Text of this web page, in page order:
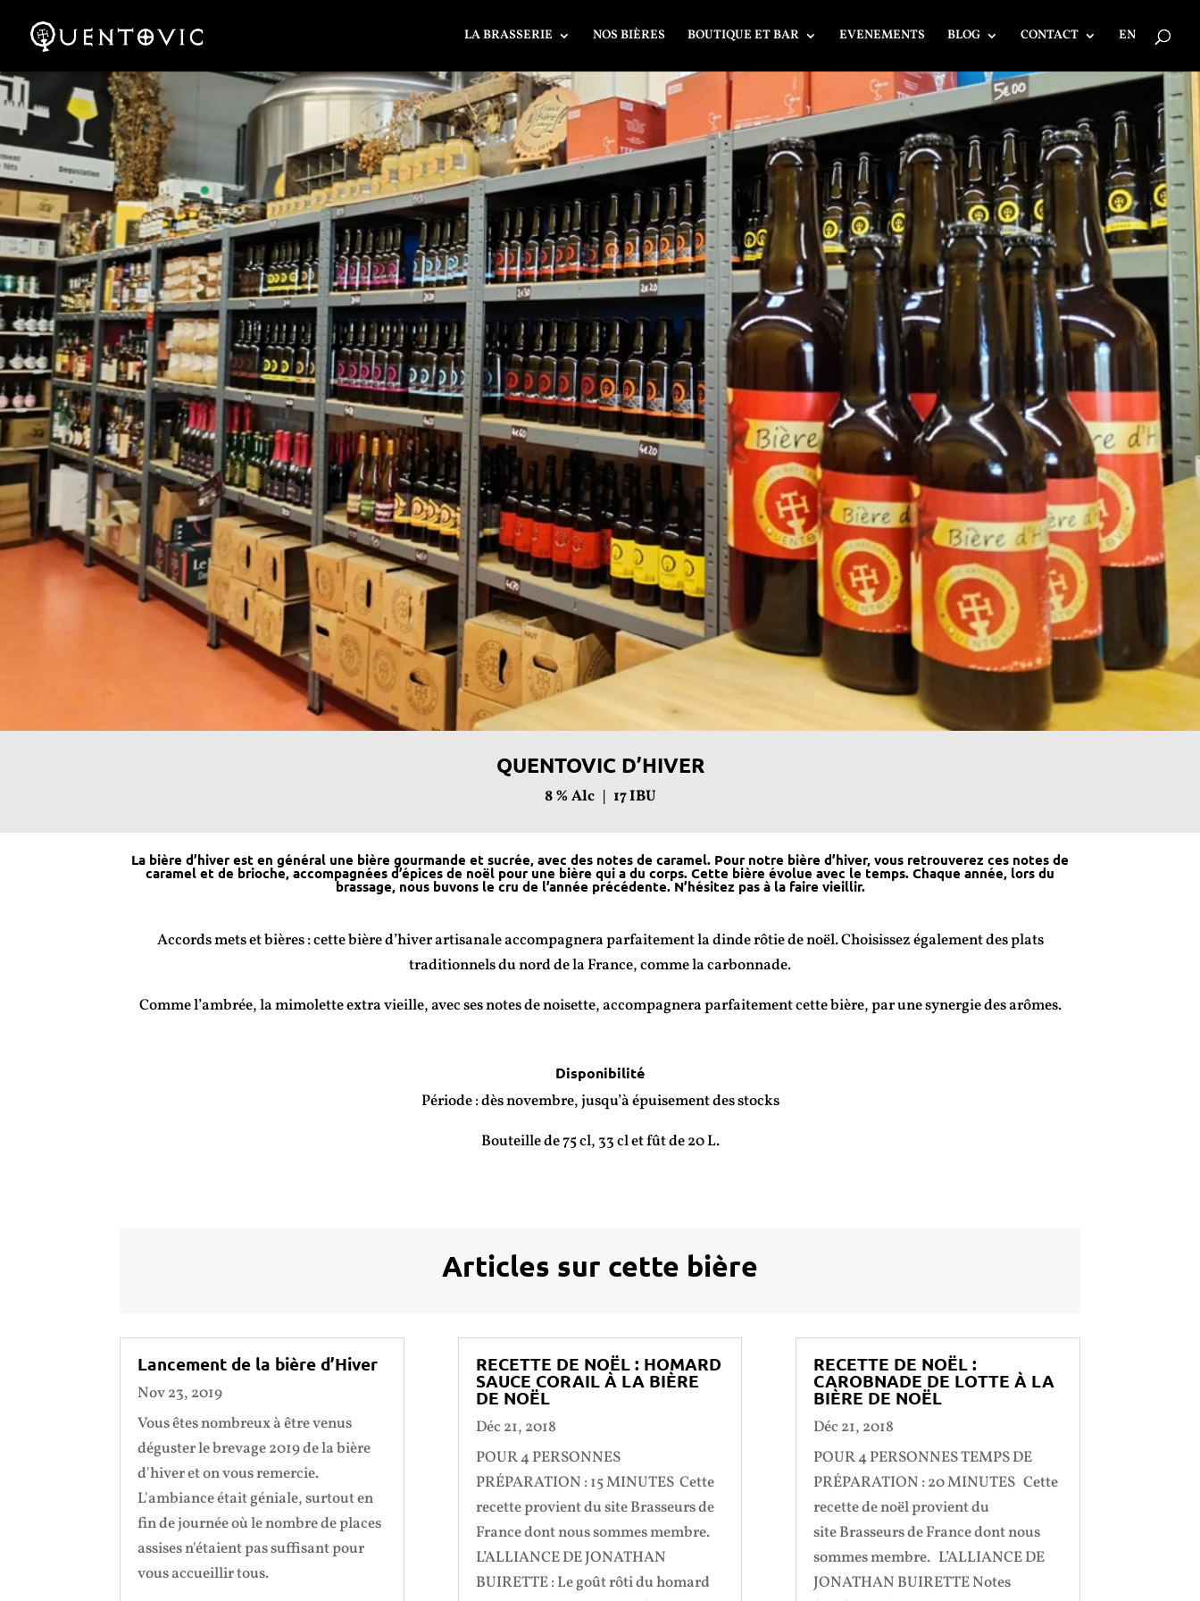
LA BRASSERIE NOS BIÈRES BOUTIQUE ET BAR EVENEMENTS BLOG CONTACT EN
QUENTOVIC D’HIVER
8% Alc | 17IBU
La bière d’hiver est en général une bière gourmande et sucrée, avec des notes de caramel. Pour notre bière d’hiver, vous retrouverez ces notes de
caramel et de brioche, accompagnées d’épices de noël pour une bière qui a du corps. Cette bière évolue avec le temps. Chaque année, lors du
brassage, nous buvons le cru de l’année précédente. N’hésitez pas à la faire vieillir.
Accords mets et bières : cette bière d’hiver artisanale accompagnera parfaitement la dinde rôtie de noël. Choisissez également des plats
traditionnels du nord de la France, comme la carbonnade.
Comme l’ambrée, la mimolette extra vieille, avec ses notes de noisette, accompagnera parfaitement cette bière, par une synergie des arômes.
Disponibilité
Période : dès novembre, jusqu’à épuisement des stocks
Bouteille de 75 cl, 33 cl et fût de 20 L.
Articles sur cette bière
Lancement de la bière d’Hiver
Nov 23, 2019
Vous êtes nombreux à être venus
déguster le brevage 2019 de la bière
d'hiver et on vous remercie.
L'ambiance était géniale, surtout en
fin de journée où le nombre de places
assises n'étaient pas suffisant pour
vous accueillir tous.
RECETTE DE NOËL : HOMARD
SAUCE CORAIL À LA BIÈRE
DE NOËL
Déc 21, 2018
POUR 4 PERSONNES
PRÉPARATION : 15 MINUTES Cette
recette provient du site Brasseurs de
France dont nous sommes membre.
L’ALLIANCE DE JONATHAN
BUIRETTE : Le goût rôti du homard
RECETTE DE NOËL :
CAROBNADE DE LOTTE À LA
BIÈRE DE NOËL
Déc 21, 2018
POUR 4 PERSONNES TEMPS DE
PRÉPARATION : 20 MINUTES Cette
recette de noël provient du
site Brasseurs de France dont nous
sommes membre. L’ALLIANCE DE
JONATHAN BUIRETTE Notes